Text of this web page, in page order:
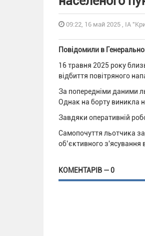
09:22, 16 май 2025 , ІА
Повідомили в
16 травня 2025 року
відбиття повітряного
За попередніми даними
Однак на борту виникла
Завдяки оперативній
Самопочуття льотчика
об’єктивного з'ясування
КОМЕНТАРІВ — 0